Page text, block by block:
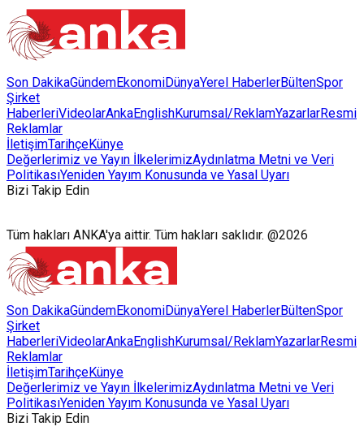
Son DakikaGündemEkonomiDünyaYerel HaberlerBültenSpor
Şirket
HaberleriVideolarAnkaEnglishKurumsal/ReklamYazarlarResmi
Reklamlar
İletişimTarihçeKünye
Değerlerimiz ve Yayın İlkelerimizAydınlatma Metni ve Veri
PolitikasıYeniden Yayım Konusunda ve Yasal Uyarı
Bizi Takip Edin
Tüm hakları ANKA'ya aittir. Tüm hakları saklıdır. @2026
Son DakikaGündemEkonomiDünyaYerel HaberlerBültenSpor
Şirket
HaberleriVideolarAnkaEnglishKurumsal/ReklamYazarlarResmi
Reklamlar
İletişimTarihçeKünye
Değerlerimiz ve Yayın İlkelerimizAydınlatma Metni ve Veri
PolitikasıYeniden Yayım Konusunda ve Yasal Uyarı
Bizi Takip Edin